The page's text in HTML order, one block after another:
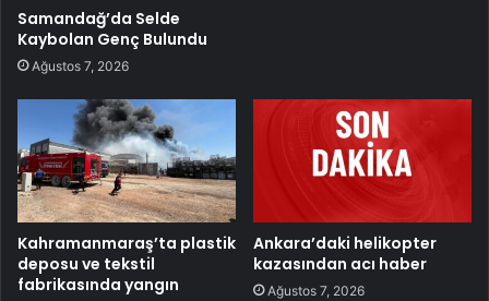
Samandağ’da Selde
Kaybolan Genç Bulundu
Ağustos 7, 2026
Kahramanmaraş’ta plastik
deposu ve tekstil
fabrikasında yangın
Ankara’daki helikopter
kazasından acı haber
Ağustos 7, 2026